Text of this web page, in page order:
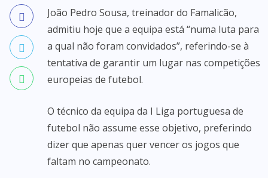
João Pedro Sousa, treinador do Famalicão,
admitiu hoje que a equipa está “numa luta para
a qual não foram convidados”, referindo-se à
tentativa de garantir um lugar nas competições
europeias de futebol.
O técnico da equipa da I Liga portuguesa de
futebol não assume esse objetivo, preferindo
dizer que apenas quer vencer os jogos que
faltam no campeonato.